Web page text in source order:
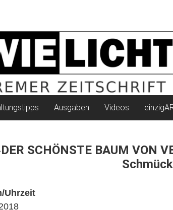
Ausgaben Videos
SCHÖNSTE BAUM VON
Uhrzeit